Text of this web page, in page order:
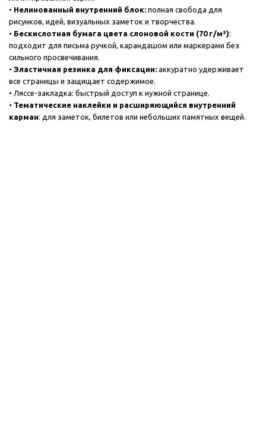
• Нелинованный внутренний блок: полная свобода для
рисунков, идей, визуальных заметок и творчества.
• Бескислотная бумага цвета слоновой кости (70 г/м²):
подходит для письма ручкой, карандашом или маркерами без
сильного просвечивания.
• Эластичная резинка для фиксации: аккуратно удерживает
все страницы и защищает содержимое.
• Ляссе-закладка: быстрый доступ к нужной странице.
• Тематические наклейки и расширяющийся внутренний
карман: для заметок, билетов или небольших памятных вещей.